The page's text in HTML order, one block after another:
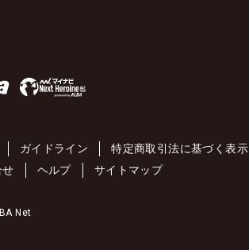
ガイドライン
特定商取引法に基づく表示
せ ヘルプ サイトマップ
Net